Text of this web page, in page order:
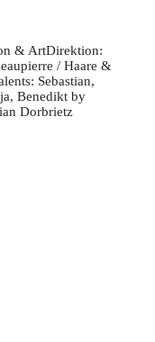
& ArtDirektion:
/ Haare &
Sebastian,
Benedikt by
Dorbrietz